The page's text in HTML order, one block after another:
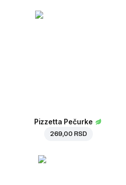
Pizzetta Pečurke
269,00 RSD